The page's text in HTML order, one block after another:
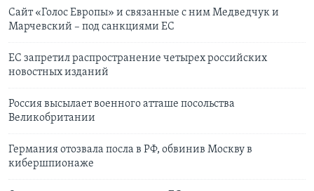
Сайт «Голос Европы» и связанные с ним Медведчук и
Марчевский – под санкциями ЕС
ЕС запретил распространение четырех российских
новостных изданий
Россия высылает военного атташе посольства
Великобритании
Германия отозвала посла в РФ, обвинив Москву в
кибершпионаже